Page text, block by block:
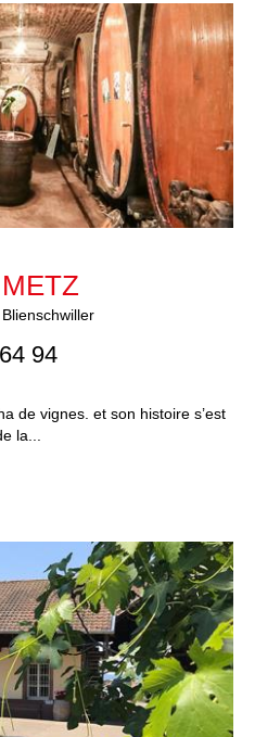
Blienschwiller
94
de vignes. et son histoire s’est
la...